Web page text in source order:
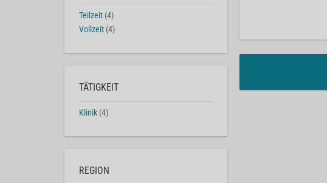
Teilzeit (4)
Vollzeit (4)
TÄTIGKEIT
Klinik (4)
REGION